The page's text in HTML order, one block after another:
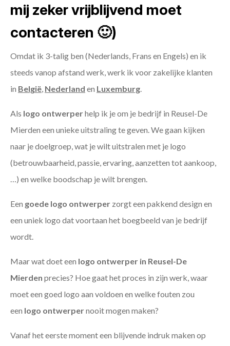
mij zeker vrijblijvend moet
contacteren 🙂)
Omdat ik 3-talig ben (Nederlands, Frans en Engels) en ik
steeds vanop afstand werk, werk ik voor zakelijke klanten
in België, Nederland en Luxemburg.
Als logo ontwerperhelp ik je om je bedrijf in Reusel-De
Mierden een unieke uitstraling te geven. We gaan kijken
naar je doelgroep, wat je wilt uitstralen met je logo
(betrouwbaarheid, passie, ervaring, aanzetten tot aankoop,
…) en welke boodschap je wilt brengen.
Een goede logo ontwerper zorgt een pakkend design en
een uniek logo dat voortaan het boegbeeld van je bedrijf
wordt.
Maar wat doet een logo ontwerper in Reusel-De
Mierden precies? Hoe gaat het proces in zijn werk, waar
moet een goed logo aan voldoen en welke fouten zou
een logo ontwerpernooit mogen maken?
Vanaf het eerste moment een blijvende indruk maken op